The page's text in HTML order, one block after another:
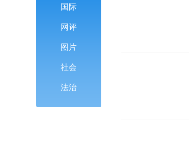
国际
网评
图片
社会
法治